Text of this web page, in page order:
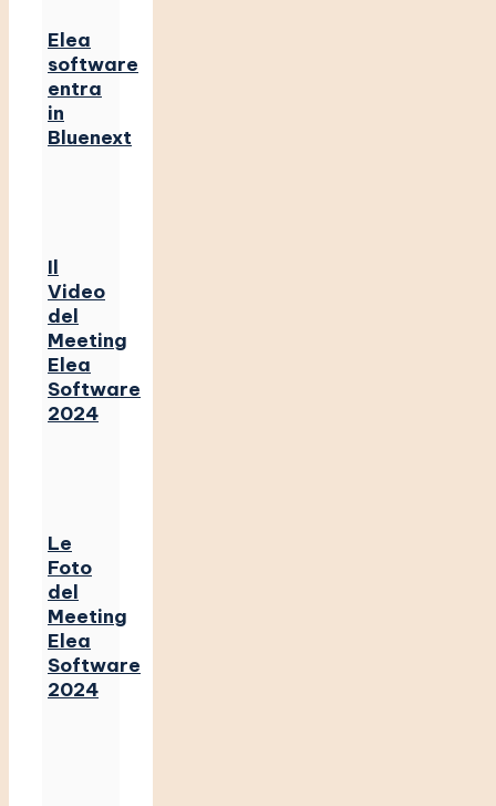
Elea
software
entra
in
Bluenext
Il
Video
del
Meeting
Elea
Software
2024
Le
Foto
del
Meeting
Elea
Software
2024